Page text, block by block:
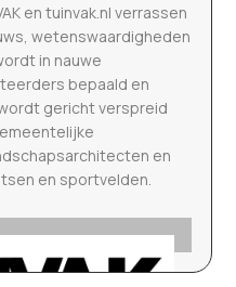
en tuinvak.nl verrassen
wetenswaardigheden
in nauwe
bepaald en
gericht verspreid
en
en sportvelden.